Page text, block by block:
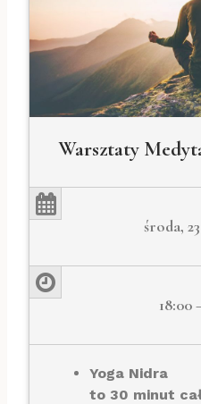
Warsztaty
środa,
18:00
Yoga Nidra
to 30 minut